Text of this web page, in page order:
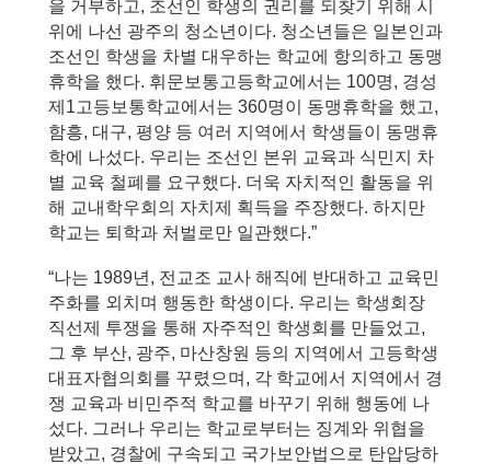
을 거부하고, 조선인 학생의 권리를 되찾기 위해 시
위에 나선 광주의 청소년이다. 청소년들은 일본인과
조선인 학생을 차별 대우하는 학교에 항의하고 동맹
휴학을 했다. 휘문보통고등학교에서는 100명, 경성
제1고등보통학교에서는 360명이 동맹휴학을 했고,
함흥, 대구, 평양 등 여러 지역에서 학생들이 동맹휴
학에 나섰다. 우리는 조선인 본위 교육과 식민지 차
별 교육 철폐를 요구했다. 더욱 자치적인 활동을 위
해 교내학우회의 자치제 획득을 주장했다. 하지만
학교는 퇴학과 처벌로만 일관했다.”
“나는 1989년, 전교조 교사 해직에 반대하고 교육민
주화를 외치며 행동한 학생이다. 우리는 학생회장
직선제 투쟁을 통해 자주적인 학생회를 만들었고,
그 후 부산, 광주, 마산창원 등의 지역에서 고등학생
대표자협의회를 꾸렸으며, 각 학교에서 지역에서 경
쟁 교육과 비민주적 학교를 바꾸기 위해 행동에 나
섰다. 그러나 우리는 학교로부터는 징계와 위협을
받았고, 경찰에 구속되고 국가보안법으로 탄압당하